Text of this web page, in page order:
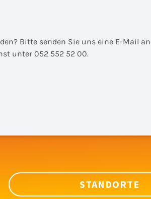
Bitte senden Sie uns eine E-Mail an
unter 052 552 52 00.
STANDORTE